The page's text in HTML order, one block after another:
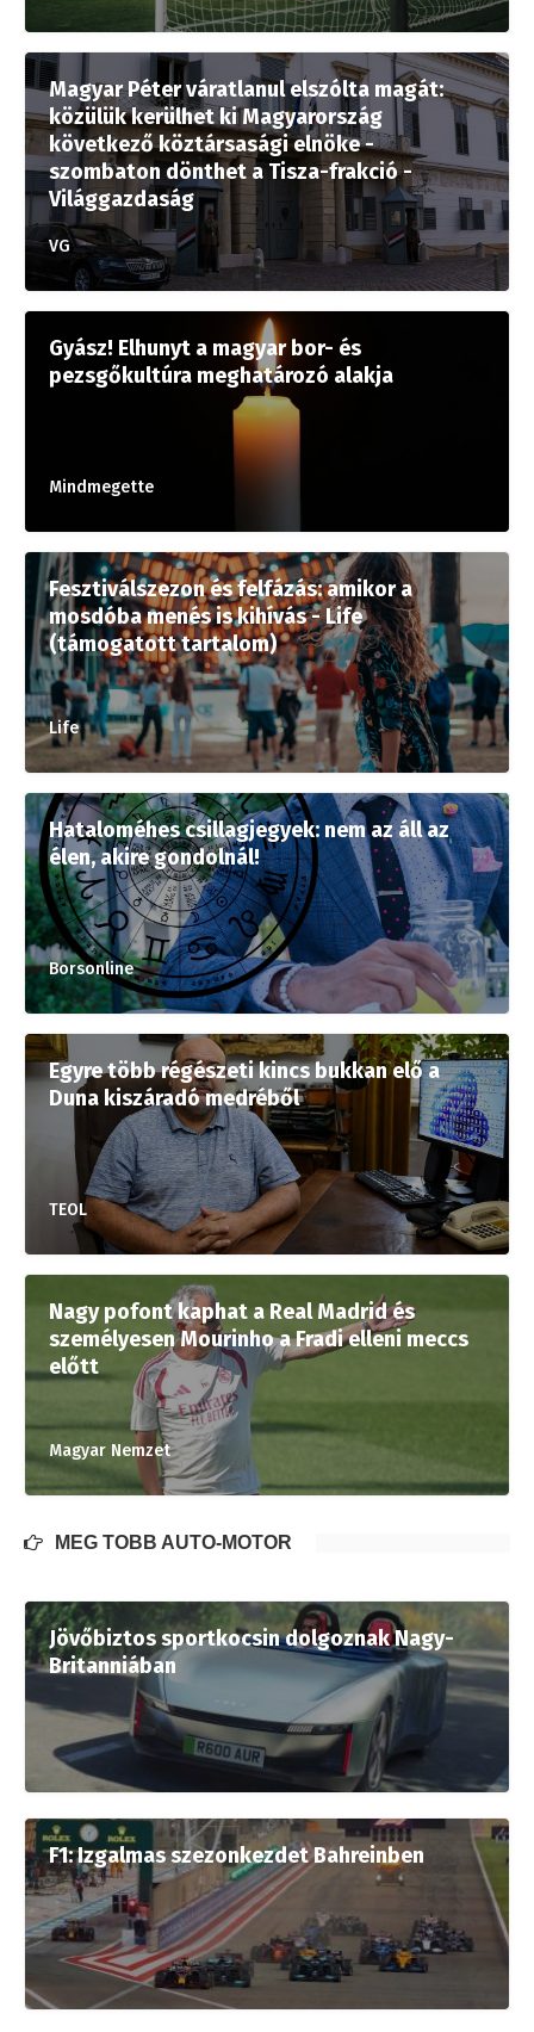
Magyar Péter váratlanul elszólta magát:
közülük kerülhet ki Magyarország
következő köztársasági elnöke -
szombaton dönthet a Tisza-frakció -
Világgazdaság
VG
Gyász! Elhunyt a magyar bor- és
pezsgőkultúra meghatározó alakja
Mindmegette
Fesztiválszezon és felfázás: amikor a
mosdóba menés is kihívás - Life
(támogatott tartalom)
Life
Hataloméhes csillagjegyek: nem az áll az
élen, akire gondolnál!
Borsonline
Egyre több régészeti kincs bukkan elő a
Duna kiszáradó medréből
TEOL
Nagy pofont kaphat a Real Madrid és
személyesen Mourinho a Fradi elleni meccs
előtt
Magyar Nemzet
MÉG TÖBB AUTÓ-MOTOR
Jövőbiztos sportkocsin dolgoznak Nagy-
Britanniában
F1: Izgalmas szezonkezdet Bahreinben